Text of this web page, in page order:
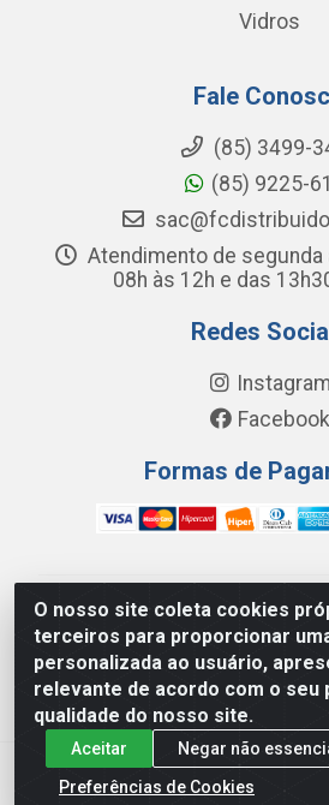
O nosso site coleta cookies
terceiros para proporcionar
personalizada ao usuário,
relevante de acordo com o seu
qualidade do nosso site.
Aceitar
Negar não
Preferências de Cookies
Vidros
Fale
(85) 3499-
(85) 9225-
Atendimento de
08h às 12h e das
Redes
Instagram
Facebook
Formas de
FC Distribuidora de Produtos
Limpeza LTDA - Avenida Wilson
- Distrito Industrial I, Maracanaú/
08.449.562/